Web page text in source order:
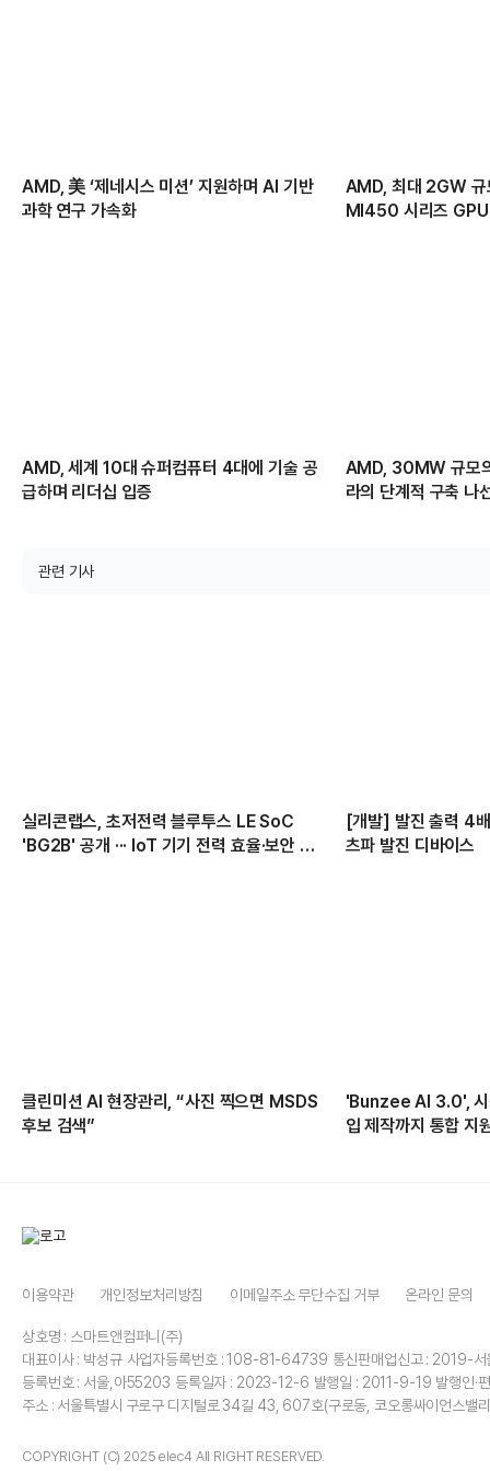
AMD, 美 ‘제네시스 미션’ 지원하며 AI 기반
과학 연구 가속화
AMD, 최대 2GW
MI450 시리즈 GPU
AMD, 세계 10대 슈퍼컴퓨터 4대에 기술 공
급하며 리더십 입증
AMD, 30MW 규모
라의 단계적 구축 나
관련 기사
실리콘랩스, 초저전력 블루투스 LE SoC
'BG2B' 공개 ··· IoT 기기 전력 효율·보안 강
[개발] 발진 출력 4
츠파 발진 디바이스
클린미션 AI 현장관리, “사진 찍으면 MSDS
후보 검색”
'Bunzee AI 3.0', 시
입 제작까지 통합 지
이용약관 개인정보처리방침 이메일주소 무단수집 거부 온라인 문의
상호명 : 스마트앤컴퍼니(주)
대표이사 : 박성규 사업자등록번호 : 108-81-64739 통신판매업신고 : 2019-
등록번호 : 서울,아55203 등록일자 : 2023-12-6 발행일 : 2011-9-19 발행인·
주소 : 서울특별시 구로구 디지털로 34길 43, 607호(구로동, 코오롱싸이언스밸
COPYRIGHT (C) 2025 elec4 All RIGHT RESERVED.